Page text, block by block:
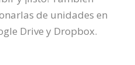
de unidades en
Drive y Dropbox.